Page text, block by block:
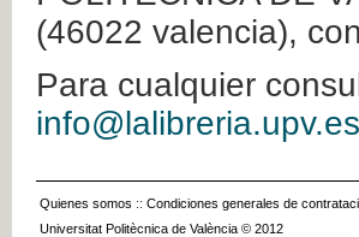
(46022 valencia),
Para cualquier
info@lalibreria.upv.es
Quienes somos :: Condiciones generales de
Universitat Politècnica de València © 2012